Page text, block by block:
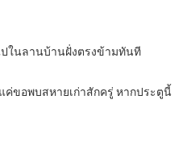
ในลานบ้านฝั่งตรงข้ามทันที
ขอพบสหายเก่าสักครู่ หากประตูนี้